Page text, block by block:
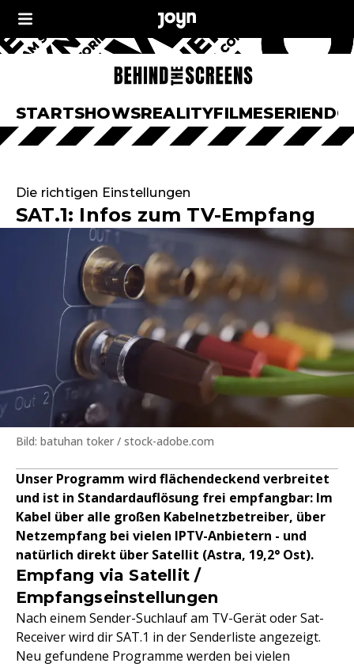
STARTSHOWSREALITYFILMESERIEN
Die richtigen Einstellungen
SAT.1: Infos zum TV-Empfang
Bild: batuhan toker / stock-adobe.com
Unser Programm wird flächendeckend verbreitet
und ist in Standardauflösung frei empfangbar: Im
Kabel über alle großen Kabelnetzbetreiber, über
Netzempfang bei vielen IPTV-Anbietern - und
natürlich direkt über Satellit (Astra, 19,2° Ost).
Empfang via Satellit /
Empfangseinstellungen
Nach einem Sender-Suchlauf am TV-Gerät oder Sat-
Receiver wird dir SAT.1 in der Senderliste angezeigt.
Neu gefundene Programme werden bei vielen